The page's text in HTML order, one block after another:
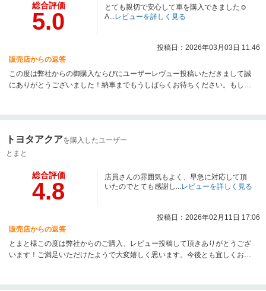
総合評価
5.0
とても親切で安心して車を購入できました☺
A...レビューを詳しく見る
投稿日：2026年03月03日 11:46
販売店からの返答
この度は弊社からの御購入ならびにユーザーレヴュー投稿いただきまして誠
にありがとうございました！納車までもうしばらくお待ちください。もし納
くお願いします。
トヨタアクアを購入したユーザー
とまと
総合評価
4.8
店員さんの雰囲気もよく、早急に対応して頂
いたのでとても感謝し...レビューを詳しく見る
投稿日：2026年02月11日 17:06
販売店からの返答
とまと様この度は弊社からのご購入、レビュー投稿して頂きありがとうござ
います！ご満足いただけたようで大変嬉しく思います。今後とも宜しくお願